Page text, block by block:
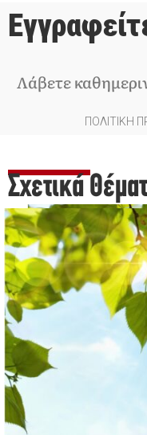
Λάβετε
ΠΟΛΙΤΙΚΗ
Σχετικά